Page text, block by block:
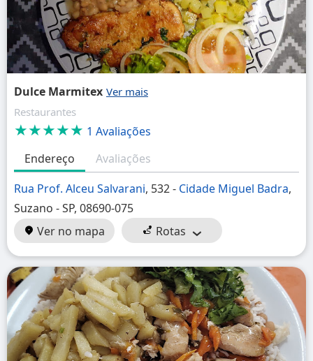
Dulce Marmitex
Restaurantes
★★★★★ 1 Avaliações
Endereço
Avaliações
Rua Prof. Alceu Salvarani, 532 - Cidade Miguel Badra,
Suzano - SP, 08690-075
Ver no mapa
Rotas